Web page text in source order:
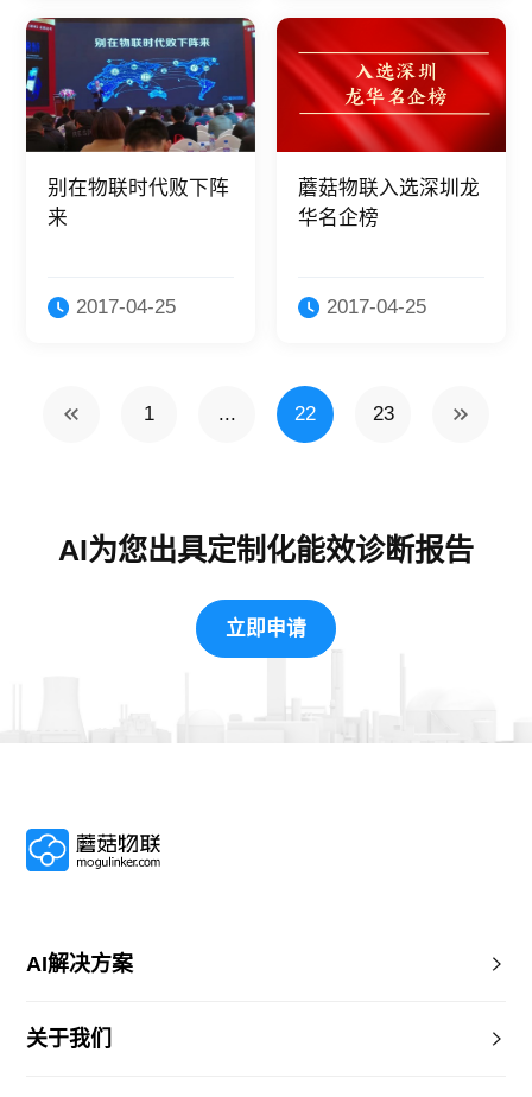
别在物联时代败下阵
来
2017-04-25
蘑菇物联入选深圳龙
华名企榜
2017-04-25
1 ... 22 23
AI为您出具定制化能效诊断报告
立即申请
AI解决方案
关于我们